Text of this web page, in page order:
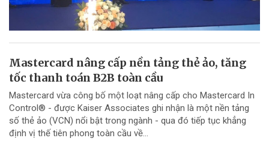
Mastercard nâng cấp nền tảng thẻ ảo, tăng
tốc thanh toán B2B toàn cầu
Mastercard vừa công bố một loạt nâng cấp cho Mastercard In
Control® - được Kaiser Associates ghi nhận là một nền tảng
số thẻ ảo (VCN) nổi bật trong ngành - qua đó tiếp tục khẳng
định vị thế tiên phong toàn cầu về...